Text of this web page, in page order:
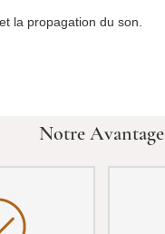
la propagation du son.
Notre Avantage